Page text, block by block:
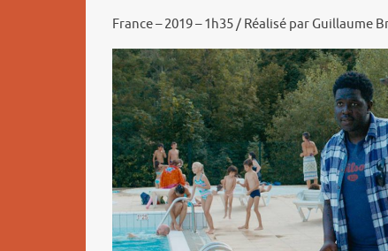
France – 2019 – 1h35 / Réalisé par Guillaume